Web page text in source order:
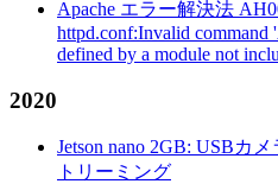
Apache エラー解決法
httpd.conf:Invalid command
defined by a module not
2020
Jetson nano 2GB: USBカ
トリーミング